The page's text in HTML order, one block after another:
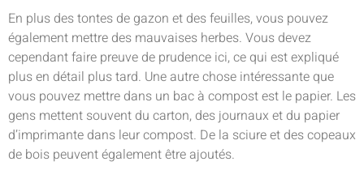
En plus des tontes de gazon et des feuilles, vous pouvez
également mettre des mauvaises herbes. Vous devez
cependant faire preuve de prudence ici, ce qui est expliqué
plus en détail plus tard. Une autre chose intéressante que
vous pouvez mettre dans un bac à compost est le papier. Les
gens mettent souvent du carton, des journaux et du papier
d’imprimante dans leur compost. De la sciure et des copeaux
de bois peuvent également être ajoutés.